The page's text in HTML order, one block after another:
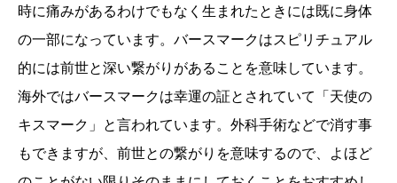
時に痛みがあるわけでもなく生まれたときには既に身体
の一部になっています。バースマークはスピリチュアル
的には前世と深い繋がりがあることを意味しています。
海外ではバースマークは幸運の証とされていて「天使の
キスマーク」と言われています。外科手術などで消す事
もできますが、前世との繋がりを意味するので、よほど